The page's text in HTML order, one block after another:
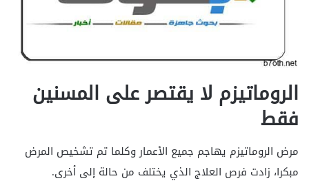
الروماتيزم لا يقتصر على المسنين
فقط
مرض الروماتيزم يهاجم جميع الأعمار وكلما تم تشخيص المرض
مبكرا، زادت فرص العلاج الذي يختلف من حالة إلى أخرى.